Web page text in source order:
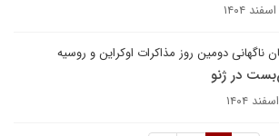
ناگهانی دومین روز مذاکرات اوکراین و روسیه
در ژنو